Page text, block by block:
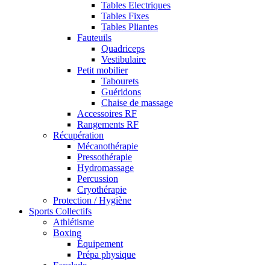
Tables Electriques
Tables Fixes
Tables Pliantes
Fauteuils
Quadriceps
Vestibulaire
Petit mobilier
Tabourets
Guéridons
Chaise de massage
Accessoires RF
Rangements RF
Récupération
Mécanothérapie
Pressothérapie
Hydromassage
Percussion
Cryothérapie
Protection / Hygiène
Sports Collectifs
Athlétisme
Boxing
Équipement
Prépa physique